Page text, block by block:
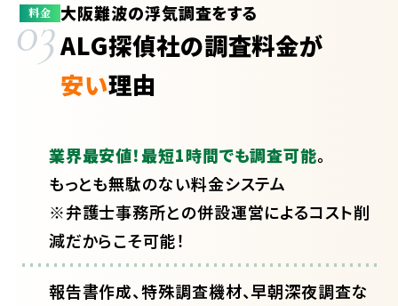
料金
03大阪難波の浮気調査をする
ALG探偵社の調査料金が
安い理由
業界最安値！最短1時間でも調査可能。
もっとも無駄のない料金システム
※弁護士事務所との併設運営によるコスト削
減だからこそ可能！
報告書作成、特殊調査機材、早朝深夜調査な